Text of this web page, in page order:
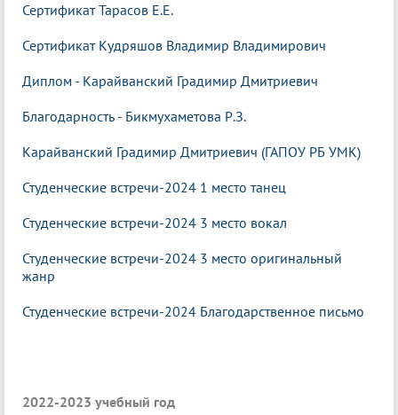
Сертификат Тарасов Е.Е.
Сертификат Кудряшов Владимир Владимирович
Диплом - Карайванский Градимир Дмитриевич
Благодарность - Бикмухаметова Р.З.
Карайванский Градимир Дмитриевич (ГАПОУ РБ УМК)
Студенческие встречи-2024 1 место танец
Студенческие встречи-2024 3 место вокал
Студенческие встречи-2024 3 место оригинальный
жанр
Студенческие встречи-2024 Благодарственное письмо
2022-2023 учебный год